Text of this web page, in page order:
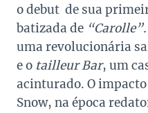
o debut de sua
batizada de “Carolle”.
uma revolucionária
e o tailleur Bar, um
acinturado. O
Snow, na época